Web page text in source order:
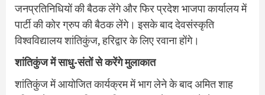
जनप्रतिनिधियों की बैठक लेंगे और फिर प्रदेश भाजपा कार्यालय में
पार्टी की कोर ग्रुप की बैठक लेंगे। इसके बाद देवसंस्कृति
विश्वविद्यालय शांतिकुंज, हरिद्वार के लिए रवाना होंगे।
शांतिकुंज में साधु-संतों से करेंगे मुलाकात
शांतिकुंज में आयोजित कार्यक्रम में भाग लेने के बाद अमित शाह